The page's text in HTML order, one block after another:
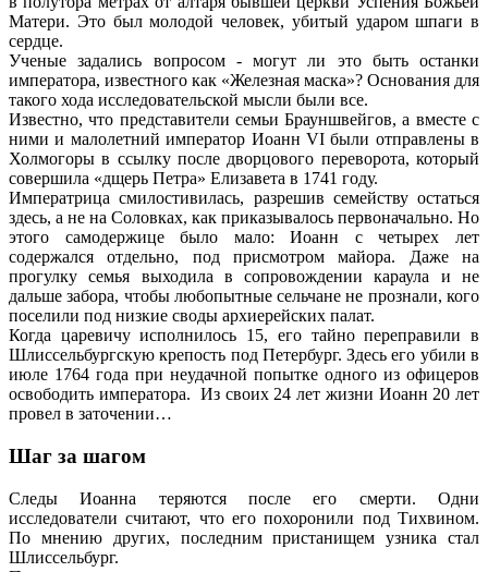
Матери. Это был молодой человек, убитый ударом шпаги в
сердце.
Ученые задались вопросом - могут ли это быть останки
императора, известного как «Железная маска»? Основания для
такого хода исследовательской мысли были все.
Известно, что представители семьи Брауншвейгов, а вместе с
ними и малолетний император Иоанн VI были отправлены в
Холмогоры в ссылку после дворцового переворота, который
совершила «дщерь Петра» Елизавета в 1741 году.
Императрица смилостивилась, разрешив семейству остаться
здесь, а не на Соловках, как приказывалось первоначально. Но
этого самодержице было мало: Иоанн с четырех лет
содержался отдельно, под присмотром майора. Даже на
прогулку семья выходила в сопровождении караула и не
дальше забора, чтобы любопытные сельчане не прознали, кого
поселили под низкие своды архиерейских палат.
Когда царевичу исполнилось 15, его тайно переправили в
Шлиссельбургскую крепость под Петербург. Здесь его убили в
июле 1764 года при неудачной попытке одного из офицеров
освободить императора. Из своих 24 лет жизни Иоанн 20 лет
провел в заточении…
Шаг за шагом
Следы Иоанна теряются после его смерти. Одни
исследователи считают, что его похоронили под Тихвином.
По мнению других, последним пристанищем узника стал
Шлиссельбург.